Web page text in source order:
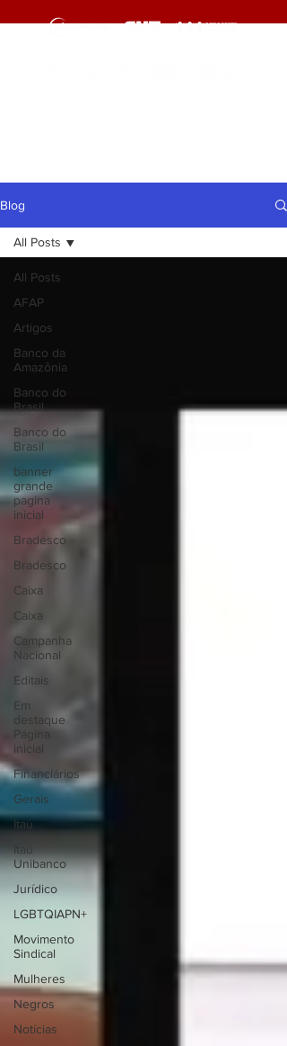
Blog
All Posts
AFAP
Artigos
Banco da
Amazônia
Banco do
Brasil
Banco do
Brasil
banner
grande
pagina
inicial
Bradesco
Bradesco
Caixa
Caixa
Campanha
Nacional
Editais
Em
destaque
Página
inicial
Financiários
Gerais
Itaú
Itaú
Unibanco
Jurídico
LGBTQIAPN+
Movimento
Sindical
Mulheres
Negros
Notícias
All Posts